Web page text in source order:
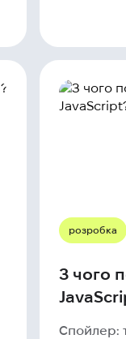
розробка
З чого
Спойлер: